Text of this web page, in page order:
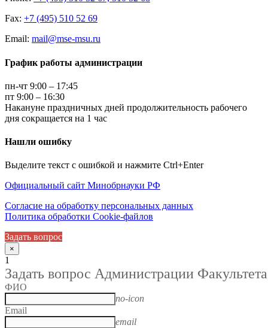
Fax: +7 (495) 510 52 69
Email: mail@mse-msu.ru
График работы администрации
пн-чт 9:00 – 17:45
пт 9:00 – 16:30
Накануне праздничных дней продолжительность рабочего
дня сокращается на 1 час
Нашли ошибку
Выделите текст с ошибкой и нажмите Ctrl+Enter
Официальный сайт Минобрнауки РФ
Согласие на обработку персональных данных
Политика обработки Cookie-файлов
Задать вопрос
×
1
Задать вопрос Администрации Факультета
ФИО
no-icon
Email
email